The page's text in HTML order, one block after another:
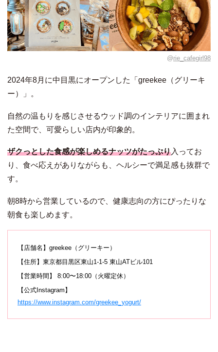
@rie_cafegirl98
2024年8月に中目黒にオープンした「greekee（グリーキ
ー）」。
自然の温もりを感じさせるウッド調のインテリアに囲まれ
た空間で、可愛らしい店内が印象的。
ザクっとした食感が楽しめるナッツがたっぷり入ってお
り、食べ応えがありながらも、ヘルシーで満足感も抜群で
す。
朝8時から営業しているので、健康志向の方にぴったりな
朝食も楽しめます。
【店舗名】greekee（グリーキー）
【住所】東京都目黒区東山1-1-5 東山ATビル101
【営業時間】 8:00〜18:00（火曜定休）
【公式Instagram】
https://www.instagram.com/greekee_yogurt/